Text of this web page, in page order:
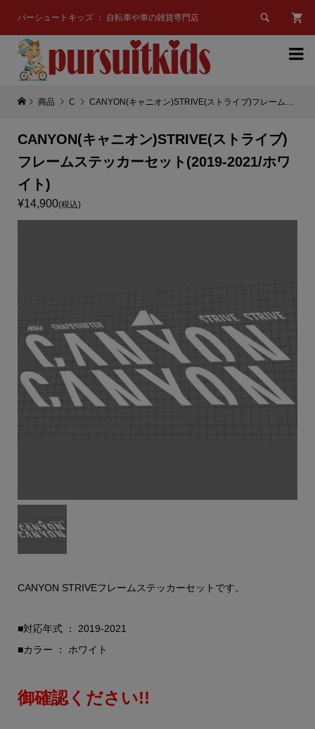
パーシュートキッズ ： 自転車や車の雑貨専門店 

商品 C CANYON(キャニオン)STRIVE(ストライブ)フレームステッカーセット(2019-2021/ホワイト)
CANYON(キャニオン)STRIVE(ストライブ)
フレームステッカーセット(2019-2021/ホワ
イト)
¥14,900(税込)
CANYON STRIVEフレームステッカーセットです。
■対応年式 ： 2019-2021
■カラー ： ホワイト
御確認ください!!